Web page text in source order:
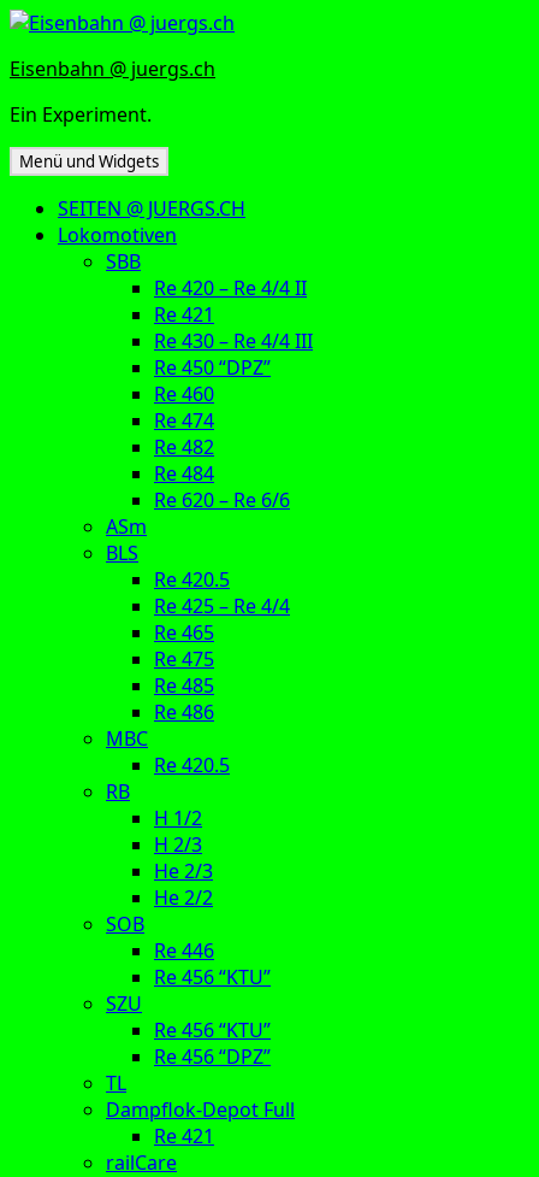
Zum
springen
Eisenbahn @ juergs.ch
Ein Experiment.
Menü und Widgets
SEITEN @ JUERGS.CH
Lokomotiven
SBB
Re 420 – Re 4/4 II
Re 421
Re 430 – Re 4/4 III
Re 450 “DPZ”
Re 460
Re 474
Re 482
Re 484
Re 620 – Re 6/6
ASm
BLS
Re 420.5
Re 425 – Re 4/4
Re 465
Re 475
Re 485
Re 486
MBC
Re 420.5
RB
H 1/2
H 2/3
He 2/3
He 2/2
SOB
Re 446
Re 456 “KTU”
SZU
Re 456 “KTU”
Re 456 “DPZ”
TL
Dampflok-Depot Full
Re 421
railCare